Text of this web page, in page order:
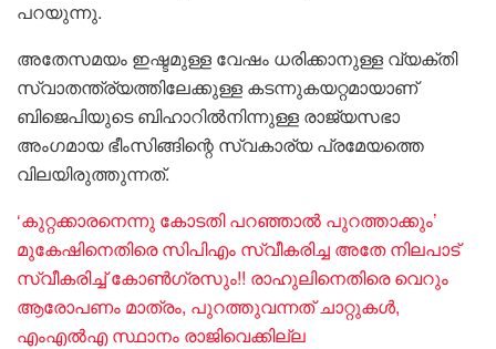
പറയുന്നു.
അതേസമയം ഇഷ്ടമുള്ള വേഷം ധരിക്കാനുള്ള വ്യക്തി
സ്വാതന്ത്ര്യത്തിലേക്കുള്ള കടന്നുകയറ്റമായാണ്
ബിജെപിയുടെ ബിഹാറിൽനിന്നുള്ള രാജ്യസഭാ
അംഗമായ ഭീംസിങ്ങിന്റെ സ്വകാര്യ പ്രമേയത്തെ
വിലയിരുത്തുന്നത്.
‘കുറ്റക്കാരനെന്നു കോടതി പറഞ്ഞാൽ പുറത്താക്കും’
മുകേഷിനെതിരെ സിപിഎം സ്വീകരിച്ച അതേ നിലപാട്
സ്വീകരിച്ച് കോൺ​ഗ്രസും!! രാഹുലിനെതിരെ വെറും
ആരോപണം മാത്രം, പുറത്തുവന്നത് ചാറ്റുകൾ,
എംഎൽഎ സ്ഥാനം രാജിവെക്കില്ല